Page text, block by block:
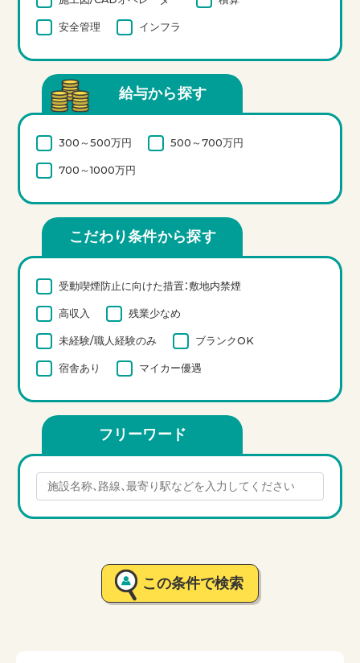
安全管理 インフラ
給与から探す
300～500万円 500～700万円
700～1000万円
こだわり条件から探す
受動喫煙防止に向けた措置：敷地内禁煙
高収入 残業少なめ
未経験/職人経験のみ ブランクOK
宿舎あり マイカー優遇
フリーワード
この条件で検索